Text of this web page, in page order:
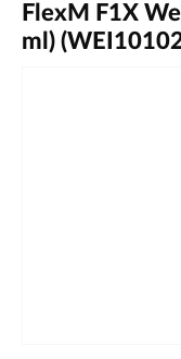
FlexM F1X
ml)